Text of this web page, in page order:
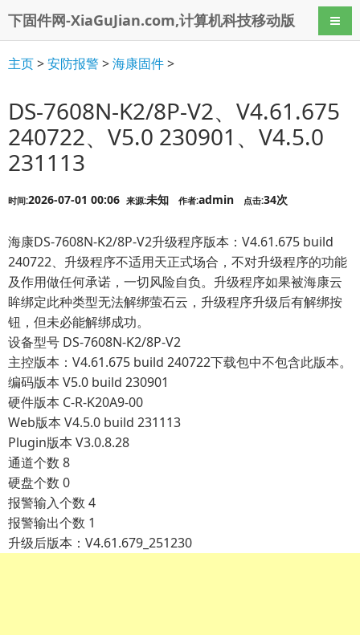
下固件网-XiaGuJian.com,计算机科技移动版 导航
主页>安防报警>海康固件>
DS-7608N-K2/8P-V2、V4.61.675
240722、V5.0 230901、V4.5.0
231113
时间:2026-07-01 00:06 来源:未知 作者:admin 点击:34次
海康DS-7608N-K2/8P-V2升级程序版本：V4.61.675 build
240722、升级程序不适用天正式场合，不对升级程序的功能
及作用做任何承诺，一切风险自负。升级程序如果被海康云
眸绑定此种类型无法解绑萤石云，升级程序升级后有解绑按
钮，但未必能解绑成功。
设备型号 DS-7608N-K2/8P-V2
主控版本：V4.61.675 build 240722下载包中不包含此版本。
编码版本 V5.0 build 230901
硬件版本 C-R-K20A9-00
Web版本 V4.5.0 build 231113
Plugin版本 V3.0.8.28
通道个数 8
硬盘个数 0
报警输入个数 4
报警输出个数 1
升级后版本：V4.61.679_251230